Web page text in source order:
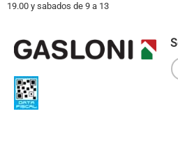
19.00 y sabados de 9 a 13